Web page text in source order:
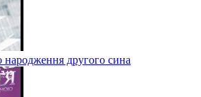
народження другого сина